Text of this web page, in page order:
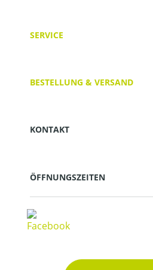
SERVICE
BESTELLUNG & VERSAND
KONTAKT
ÖFFNUNGSZEITEN